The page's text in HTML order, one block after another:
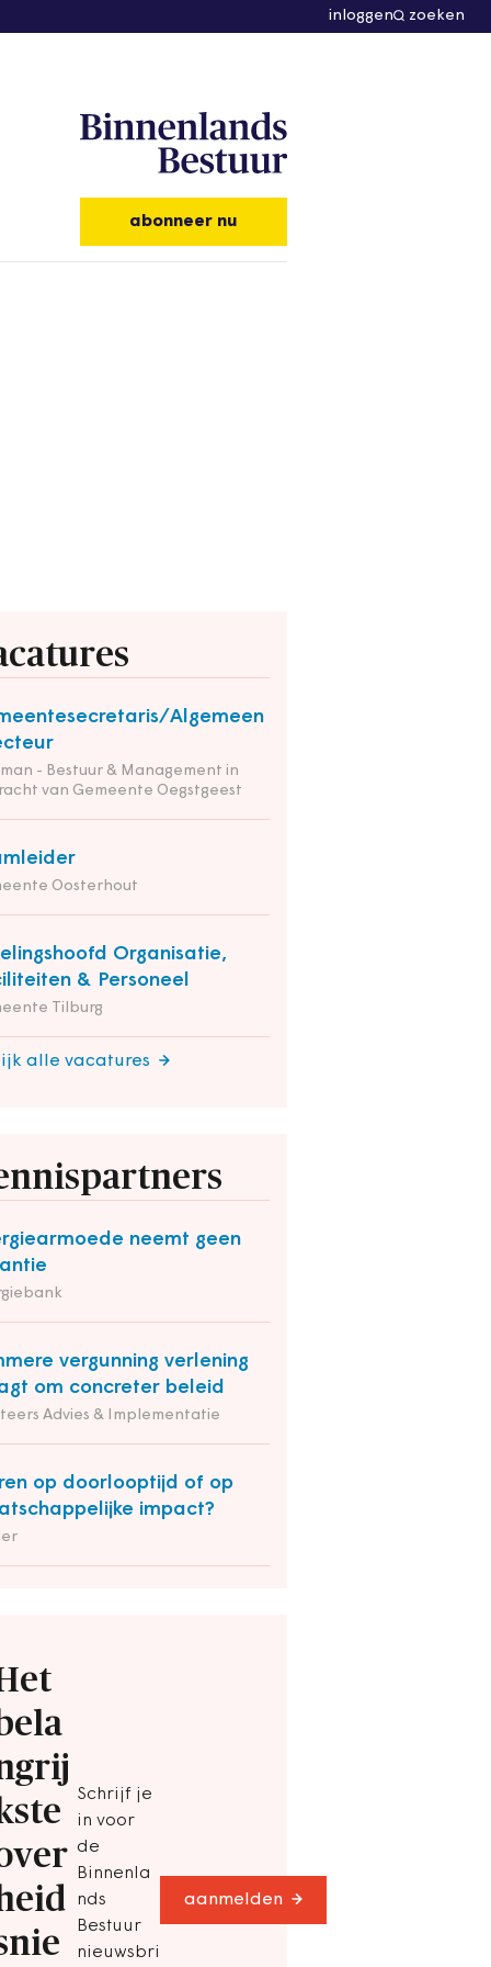
inloggen zoeken
abonneer nu
Algemeen
- Bestuur & Management in
van Gemeente Oegstgeest
Oosterhout
Organisatie,
& Personeel
Tilburg
alle vacatures
neemt geen
vergunning verlening
om concreter beleid
Advies & Implementatie
op doorlooptijd of op
impact?
Schrijf je
in voor
de
Binnenla
nds
Bestuur
nieuwsbri
aanmelden